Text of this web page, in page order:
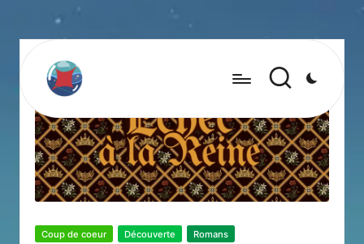
Posted
Coup de coeur Découverte Romans